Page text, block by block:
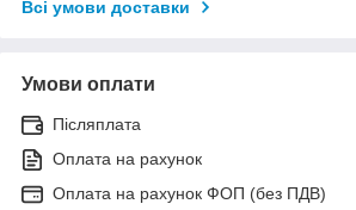
Всі умови доставки
Умови оплати
Післяплата
Оплата на рахунок
Оплата на рахунок ФОП (без ПДВ)